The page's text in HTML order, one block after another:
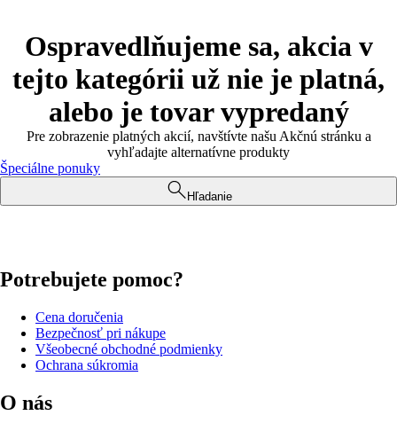
Ospravedlňujeme sa, akcia v
tejto kategórii už nie je platná,
alebo je tovar vypredaný
Pre zobrazenie platných akcií, navštívte našu Akčnú stránku a
vyhľadajte alternatívne produkty
Špeciálne ponuky
Hľadanie
Potrebujete pomoc?
Cena doručenia
Bezpečnosť pri nákupe
Všeobecné obchodné podmienky
Ochrana súkromia
O nás